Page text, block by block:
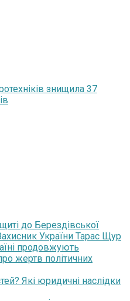
знищила 37
до Берездівської
України Тарас Щур
продовжують
жертв політичних
Які юридичні наслідки